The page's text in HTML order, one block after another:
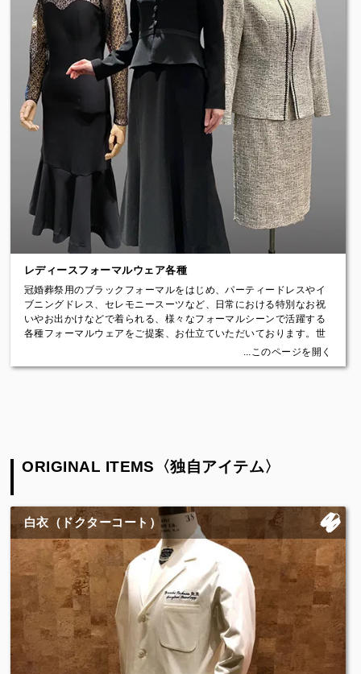
・襟（ラペル）の形（ピークドラペル / ノッチドラペル）：ラペル
（襟）の形を自由に選ぶことができるのもオーダーの醍醐味。ちょ
っとしたことで、ずいぶん印象が変わります
・ベントスリット（ノーベント / サイドベンツ / センターベン
ト）：ベント（背中の裾の部分）の切れ目の位置も選択できます。
自分では見れない後ろ姿へのこだわりも大事です
・袖口ボタン（3つボタン / 4つボタン / 5つボタン）：ボタンのタイ
プ（色、材質）や数、重ね方なども自由に選択していただけます。
ボタンにより印象が大きく変わります
・腰ポケット（フラップポケット / 玉ぶちポケット）：サイドポケ
ットはフラップの有無、チェンジポケットの追加や斜めにするスラ
ントポケットなどをお選びいただけます
Price：￥132,000（税込）～
【クチュールラインのアイテムについて】
クチュールラインでは、上記の参考商品の様に自由なアイテムにつ
いてご相談いただけます。
例えば・・・ジャケット・スカート・パンツ・ワンピース・コート
など、本当のオートクチュールのようにお客様が望むイメージの形
の服をぴったりのサイズでお作りいたします。できるだけのご要望
にお応えしますのでぜひ一度ご相談ください。
きっとあなたがイメージされる、あなただけの一着に出会っていた
だけると思います。
・アンサンブル
・ジャケット＆ワンピース
・フォーマルワンピース
・カジュアルワンピース
・カジュアルスカート
・トレンチコート
【参考価格】※一点ずつのお見積りとなります。
スカート：￥73,700（税込）～
パンツ：￥88,000（税込）～
トップス：￥72,600（税込）～
ワンピース：￥122,100（税込）～
レディースフォーマルウェア各種
冠婚葬祭用のブラックフォーマルをはじめ、パーティードレスやイ
ブニングドレス、セレモニースーツなど、日常における特別なお祝
いやお出かけなどで着られる、様々なフォーマルシーンで活躍する
各種フォーマルウェアをご提案、お仕立ていただいております。世
界に一着しかないあなただけの注文服をイズントでお作りくださ
型に合ったブラックフォーマル」をコンセプトにオリジナルデザイ
ルクの切り返しをワンポイントで入れ、かわいらしさと足を長く見
せる工夫を施しました。
スカート部分は、マーメイドシルエットにすることで女性らしさを
演出し、裾にかけて美しいドレープが現れる “大人かわいい” デザイ
ンになっています。
ジャケットは大きくてきれいな飾りボタンが特徴のシングルタイ
プ。ワンピースと合わせたときの統一感を持たせるために裾はペプ
ラム仕様にしています。
シンプルでありながら襟先の丸みやウエストのリボンにより、さり
げなく光る個性やかわいらしさも持ち合わせています。
レディースフォーマルウェアはお客様のお好みに合わせたアレンジ
や、一からデザインを起こす事も可能ですのでぜひ店舗にてご相談
...このページを開く
ORIGINAL ITEMS〈独自アイテム〉
白衣（ドクターコート）